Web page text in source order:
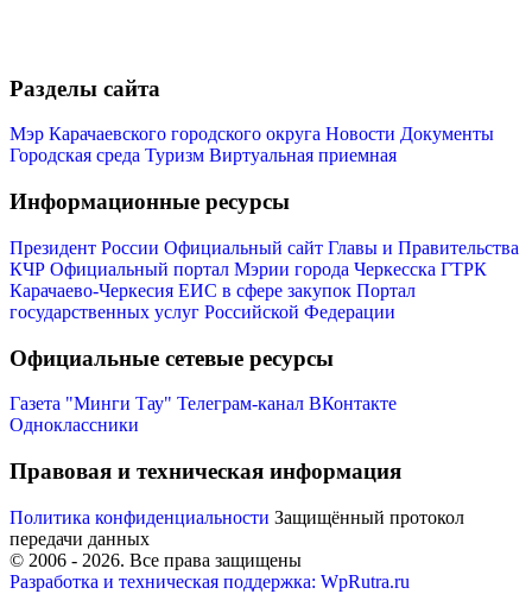
Разделы сайта
Мэр Карачаевского городского округа Новости Документы
Городская среда Туризм Виртуальная приемная
Информационные ресурсы
Президент России Официальный сайт Главы и Правительства
КЧР Официальный портал Мэрии города Черкесска ГТРК
Карачаево-Черкесия ЕИС в сфере закупок Портал
государственных услуг Российской Федерации
Официальные сетевые ресурсы
Газета "Минги Тау" Телеграм-канал ВКонтакте
Одноклассники
Правовая и техническая информация
Политика конфиденциальности Защищённый протокол
передачи данных
© 2006 - 2026. Все права защищены
Разработка и техническая поддержка: WpRutra.ru